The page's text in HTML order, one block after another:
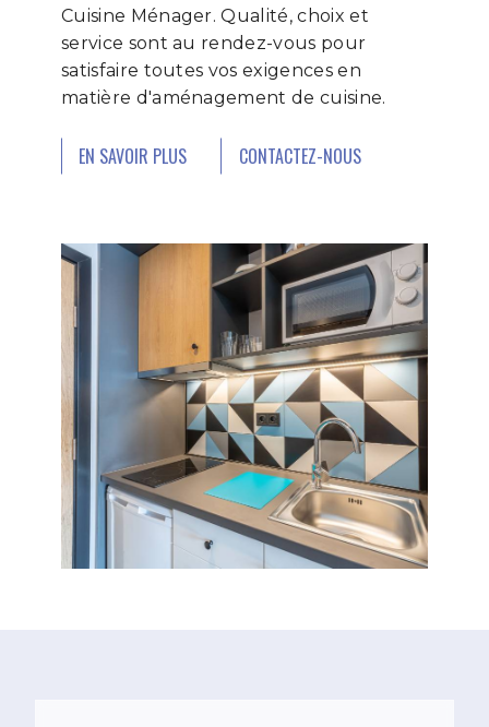
Cuisine Ménager. Qualité, choix et
service sont au rendez-vous pour
satisfaire toutes vos exigences en
matière d'aménagement de cuisine.
EN SAVOIR PLUS CONTACTEZ-NOUS